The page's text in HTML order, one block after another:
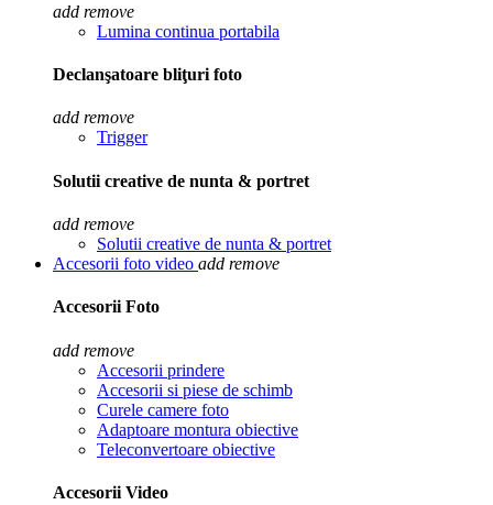
add remove
Lumina continua portabila
Declanşatoare bliţuri foto
add remove
Trigger
Solutii creative de nunta & portret
add remove
Solutii creative de nunta & portret
Accesorii foto video add remove
Accesorii Foto
add remove
Accesorii prindere
Accesorii si piese de schimb
Curele camere foto
Adaptoare montura obiective
Teleconvertoare obiective
Accesorii Video